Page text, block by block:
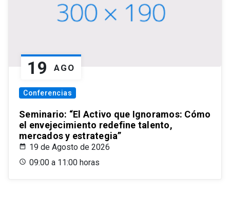
19 AGO
Conferencias
Seminario: “El Activo que Ignoramos: Cómo
el envejecimiento redefine talento,
mercados y estrategia”
19 de Agosto de 2026
09:00 a 11:00 horas